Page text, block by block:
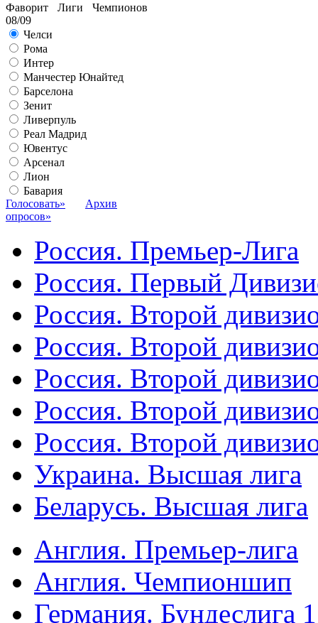
Фаворит Лиги Чемпионов
08/09
Челси
Рома
Интер
Манчестер Юнайтед
Барселона
Зенит
Ливерпуль
Реал Мадрид
Ювентус
Арсенал
Лион
Бавария
Голосовать»
Архив
опросов»
Россия. Премьер-Лига
Россия. Первый
Россия. Второй
Россия. Второй
Россия. Второй
Россия. Второй
Россия. Второй
Украина. Высшая лига
Беларусь. Высшая лига
Англия. Премьер-лига
Англия. Чемпионшип
Германия. Бундеслига 1